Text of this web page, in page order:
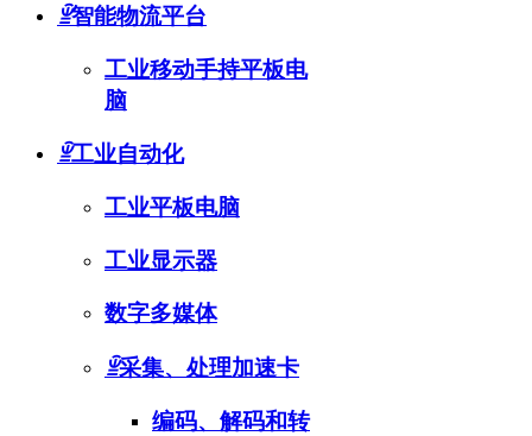
ꁇ智能物流平台
工业移动手持平板电
脑
ꁇ工业自动化
工业平板电脑
工业显示器
数字多媒体
ꁇ采集、处理加速卡
编码、解码和转